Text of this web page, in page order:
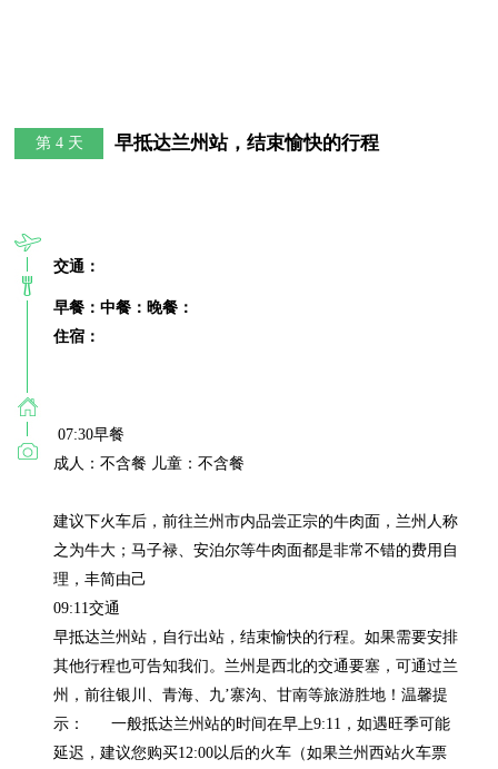
第 4 天 早抵达兰州站，结束愉快的行程
交通：
早餐：中餐：晚餐：
住宿：
07:30早餐
成人：不含餐 儿童：不含餐
建议下火车后，前往兰州市内品尝正宗的牛肉面，兰州人称
之为牛大；马子禄、安泊尔等牛肉面都是非常不错的费用自
理，丰简由己
09:11交通
早抵达兰州站，自行出站，结束愉快的行程。如果需要安排
其他行程也可告知我们。兰州是西北的交通要塞，可通过兰
州，前往银川、青海、九’寨沟、甘南等旅游胜地！温馨提
示：      一般抵达兰州站的时间在早上9:11，如遇旺季可能
延迟，建议您购买12:00以后的火车（如果兰州西站火车票